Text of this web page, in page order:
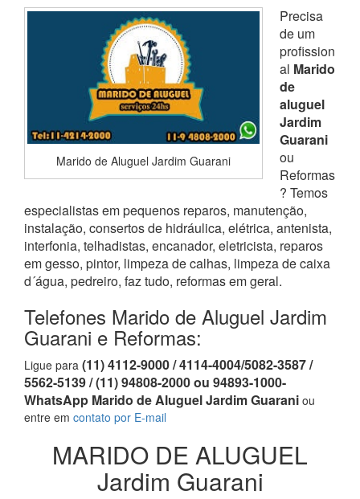
Marido de Aluguel Jardim Guarani
Precisa
de um
profission
al Marido
de
aluguel
Jardim
Guarani
ou
Reformas
? Temos
especialistas em pequenos reparos, manutenção,
instalação, consertos de hidráulica, elétrica, antenista,
interfonia, telhadistas, encanador, eletricista, reparos
em gesso, pintor, limpeza de calhas, limpeza de caixa
d´água, pedreiro, faz tudo, reformas em geral.
Telefones Marido de Aluguel Jardim
Guarani e Reformas:
Ligue para (11) 4112-9000 / 4114-4004/5082-3587 /
5562-5139 / (11) 94808-2000 ou 94893-1000-
WhatsApp Marido de Aluguel Jardim Guarani ou
entre em contato por E-mail
MARIDO DE ALUGUEL
Jardim Guarani